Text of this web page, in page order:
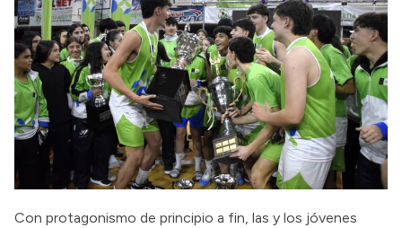
Con protagonismo de principio a fin, las y los jóvenes